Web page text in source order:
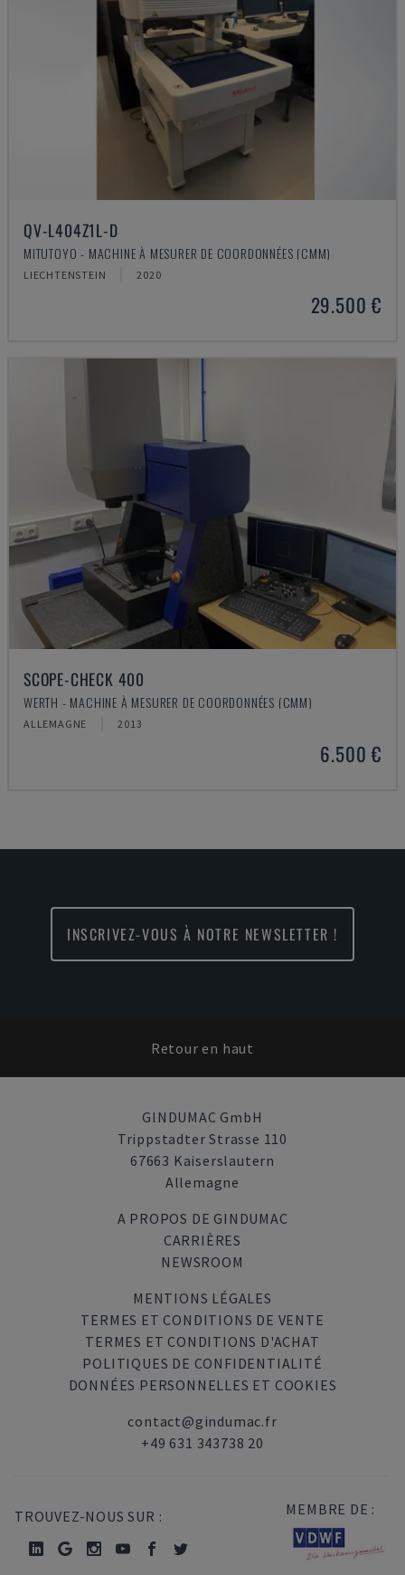
QV-L404Z1L-D
MITUTOYO - MACHINE À MESURER DE COORDONNÉES (CMM)
LIECHTENSTEIN 2020
29.500 €
SCOPE-CHECK 400
WERTH - MACHINE À MESURER DE COORDONNÉES (CMM)
ALLEMAGNE 2013
6.500 €
INSCRIVEZ-VOUS À NOTRE NEWSLETTER !
Retour en haut
GINDUMAC GmbH
Trippstadter Strasse 110
67663 Kaiserslautern
Allemagne
A PROPOS DE GINDUMAC
CARRIÈRES
NEWSROOM
MENTIONS LÉGALES
TERMES ET CONDITIONS DE VENTE
TERMES ET CONDITIONS D'ACHAT
POLITIQUES DE CONFIDENTIALITÉ
DONNÉES PERSONNELLES ET COOKIES
contact@gindumac.fr
+49 631 343738 20
TROUVEZ-NOUS SUR : MEMBRE DE :